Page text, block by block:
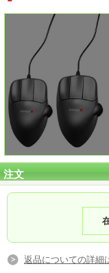
注文
返品についての詳細